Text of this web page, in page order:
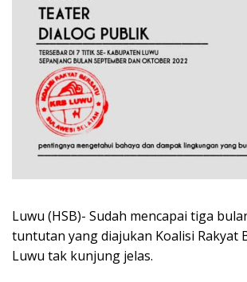
Luwu (HSB)- Sudah mencapai tiga
tuntutan yang diajukan Koalisi Rakyat
Luwu tak kunjung jelas.